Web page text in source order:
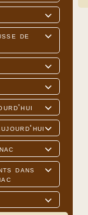


de






dans
